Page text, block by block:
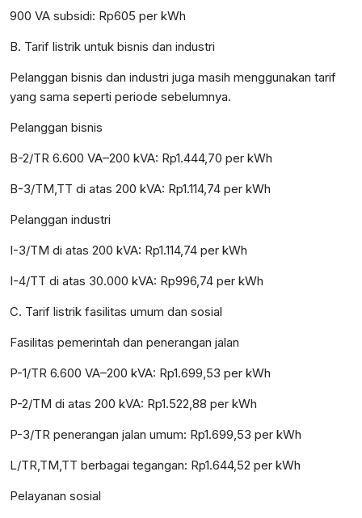
900 VA subsidi: Rp605 per kWh
B. Tarif listrik untuk bisnis dan industri
Pelanggan bisnis dan industri juga masih menggunakan tarif
yang sama seperti periode sebelumnya.
Pelanggan bisnis
B-2/TR 6.600 VA–200 kVA: Rp1.444,70 per kWh
B-3/TM,TT di atas 200 kVA: Rp1.114,74 per kWh
Pelanggan industri
I-3/TM di atas 200 kVA: Rp1.114,74 per kWh
I-4/TT di atas 30.000 kVA: Rp996,74 per kWh
C. Tarif listrik fasilitas umum dan sosial
Fasilitas pemerintah dan penerangan jalan
P-1/TR 6.600 VA–200 kVA: Rp1.699,53 per kWh
P-2/TM di atas 200 kVA: Rp1.522,88 per kWh
P-3/TR penerangan jalan umum: Rp1.699,53 per kWh
L/TR,TM,TT berbagai tegangan: Rp1.644,52 per kWh
Pelayanan sosial